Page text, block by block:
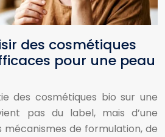
des cosmétiques
pour une peau
des cosmétiques bio sur une
pas du label, mais d’une
mécanismes de formulation, de